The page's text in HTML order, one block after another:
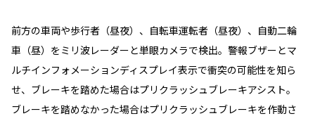
前方の車両や歩行者（昼夜）、自転車運転者（昼夜）、自動二輪
車（昼）をミリ波レーダーと単眼カメラで検出。警報ブザーとマ
ルチインフォメーションディスプレイ表示で衝突の可能性を知ら
せ、ブレーキを踏めた場合はプリクラッシュブレーキアシスト。
ブレーキを踏めなかった場合はプリクラッシュブレーキを作動さ